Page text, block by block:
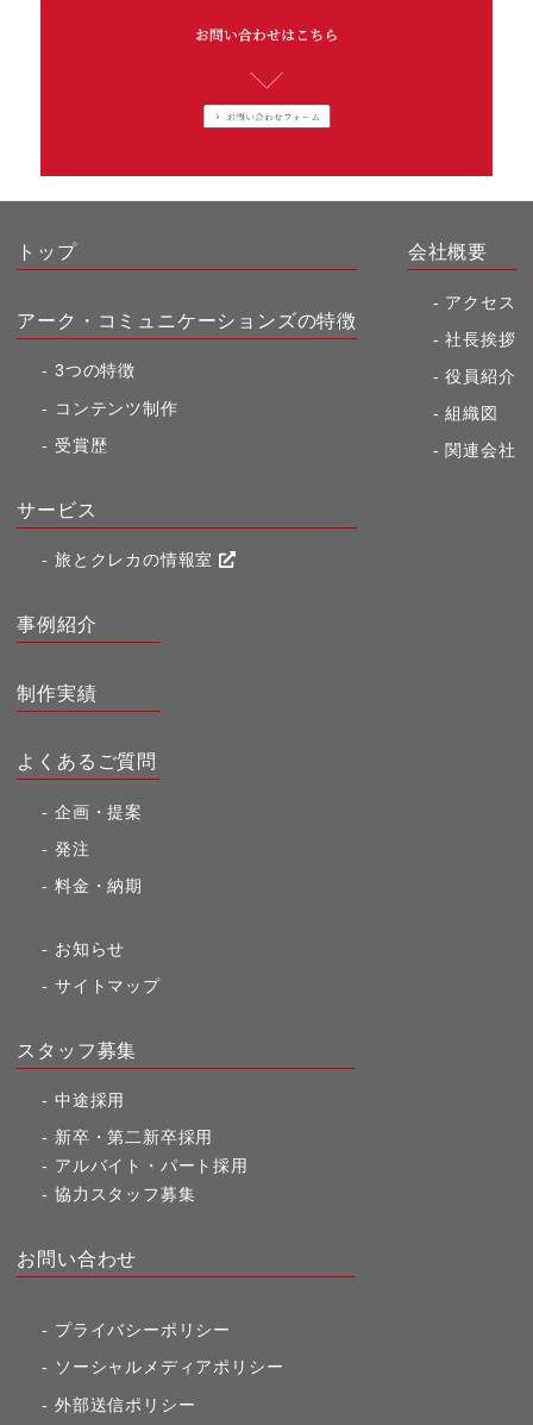
トップ
アーク・コミュニケーションズの特徴
3つの特徴
コンテンツ制作
受賞歴
サービス
旅とクレカの情報室
会社概要
アクセス
社長挨拶
役員紹介
組織図
関連会社
事例紹介
制作実績
よくあるご質問
企画・提案
発注
料金・納期
お知らせ
サイトマップ
スタッフ募集
中途採用
新卒・第二新卒採用
アルバイト・パート採用
協力スタッフ募集
お問い合わせ
プライバシーポリシー
ソーシャルメディアポリシー
外部送信ポリシー